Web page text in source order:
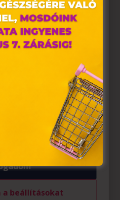
(továbbiakban „süti")
melyek információt
Ehhez az Ön
szóló 2003. évi C.
szolgáltatások, az
összefüggő szolgáltatások
évi CVIII. törvény, valamint
megfelelően használjuk.
az Európai Unió országain
és ezeknek a
vagy egyéb eszközén történő
hozzájárulását kell kérniük.
a beállításokat